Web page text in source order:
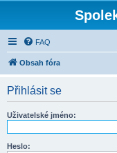
FAQ
Obsah fóra
Přihlásit se
Uživatelské jméno:
Heslo: